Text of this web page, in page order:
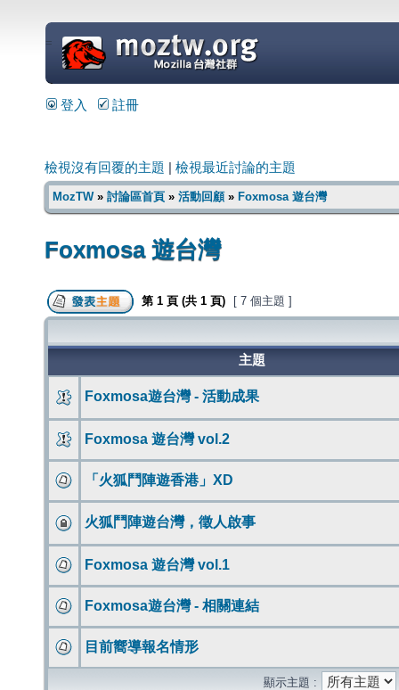
=
登入 註冊
檢視沒有回覆的主題 檢視最近討論的主題
MozTW» 討論區首頁 » 活動回顧» Foxmosa 遊台灣
Foxmosa 遊台灣
第 1 頁 (共 1 頁) [ 7 個主題 ]
主題
Foxmosa遊台灣 - 活動成果
Foxmosa 遊台灣 vol.2
「火狐鬥陣遊香港」XD
火狐鬥陣遊台灣，徵人啟事
Foxmosa 遊台灣 vol.1
Foxmosa遊台灣 - 相關連結
目前嚮導報名情形
顯示主題 :